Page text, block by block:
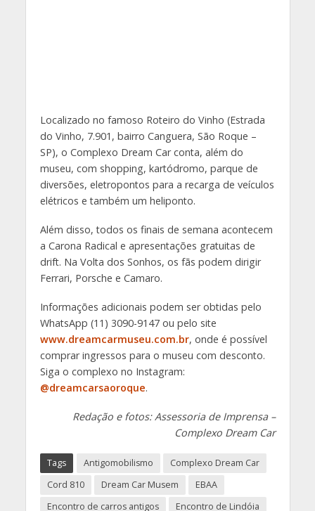
Localizado no famoso Roteiro do Vinho (Estrada
do Vinho, 7.901, bairro Canguera, São Roque –
SP), o Complexo Dream Car conta, além do
museu, com shopping, kartódromo, parque de
diversões, eletropontos para a recarga de veículos
elétricos e também um heliponto.
Além disso, todos os finais de semana acontecem
a Carona Radical e apresentações gratuitas de
drift. Na Volta dos Sonhos, os fãs podem dirigir
Ferrari, Porsche e Camaro.
Informações adicionais podem ser obtidas pelo
WhatsApp (11) 3090-9147 ou pelo site
www.dreamcarmuseu.com.br, onde é possível
comprar ingressos para o museu com desconto.
Siga o complexo no Instagram:
@dreamcarsaoroque.
Redação e fotos: Assessoria de Imprensa –
Complexo Dream Car
Tags Antigomobilismo
Complexo Dream Car
Cord 810
Dream Car Musem
EBAA
Encontro de carros antigos
Encontro de Lindóia